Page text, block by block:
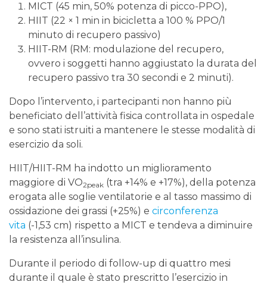
MICT (45 min, 50% potenza di picco-PPO),
HIIT (22 × 1 min in bicicletta a 100 % PPO/1
minuto di recupero passivo)
HIIT-RM (RM: modulazione del recupero,
ovvero i soggetti hanno aggiustato la durata del
recupero passivo tra 30 secondi e 2 minuti).
Dopo l’intervento, i partecipanti non hanno più
beneficiato dell’attività fisica controllata in ospedale
e sono stati istruiti a mantenere le stesse modalità di
esercizio da soli.
HIIT/HIIT-RM ha indotto un miglioramento
maggiore di VO2peak (tra +14% e +17%), della potenza
erogata alle soglie ventilatorie e al tasso massimo di
ossidazione dei grassi (+25%) e circonferenza
vita (-1,53 cm) rispetto a MICT e tendeva a diminuire
la resistenza all’insulina.
Durante il periodo di follow-up di quattro mesi
durante il quale è stato prescritto l’esercizio in